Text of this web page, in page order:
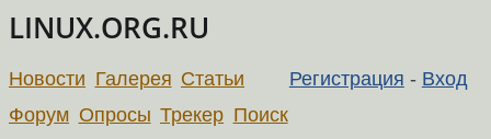
LINUX.ORG.RU
Регистрация - Вход
Новости Галерея Статьи
Форум Опросы Трекер Поиск